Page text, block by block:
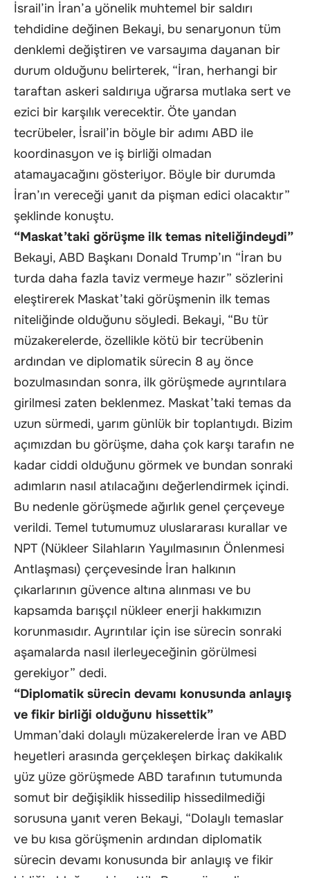
İsrail’in İran’a yönelik muhtemel bir saldırı
tehdidine değinen Bekayi, bu senaryonun tüm
denklemi değiştiren ve varsayıma dayanan bir
durum olduğunu belirterek, “İran, herhangi bir
taraftan askeri saldırıya uğrarsa mutlaka sert ve
ezici bir karşılık verecektir. Öte yandan
tecrübeler, İsrail’in böyle bir adımı ABD ile
koordinasyon ve iş birliği olmadan
atamayacağını gösteriyor. Böyle bir durumda
İran’ın vereceği yanıt da pişman edici olacaktır”
şeklinde konuştu.
“Maskat’taki görüşme ilk temas niteliğindeydi”
Bekayi, ABD Başkanı Donald Trump’ın “İran bu
turda daha fazla taviz vermeye hazır” sözlerini
eleştirerek Maskat’taki görüşmenin ilk temas
niteliğinde olduğunu söyledi. Bekayi, “Bu tür
müzakerelerde, özellikle kötü bir tecrübenin
ardından ve diplomatik sürecin 8 ay önce
bozulmasından sonra, ilk görüşmede ayrıntılara
girilmesi zaten beklenmez. Maskat’taki temas da
uzun sürmedi, yarım günlük bir toplantıydı. Bizim
açımızdan bu görüşme, daha çok karşı tarafın ne
kadar ciddi olduğunu görmek ve bundan sonraki
adımların nasıl atılacağını değerlendirmek içindi.
Bu nedenle görüşmede ağırlık genel çerçeveye
verildi. Temel tutumumuz uluslararası kurallar ve
NPT (Nükleer Silahların Yayılmasının Önlenmesi
Antlaşması) çerçevesinde İran halkının
çıkarlarının güvence altına alınması ve bu
kapsamda barışçıl nükleer enerji hakkımızın
korunmasıdır. Ayrıntılar için ise sürecin sonraki
aşamalarda nasıl ilerleyeceğinin görülmesi
gerekiyor” dedi.
“Diplomatik sürecin devamı konusunda anlayış
ve fikir birliği olduğunu hissettik”
Umman’daki dolaylı müzakerelerde İran ve ABD
heyetleri arasında gerçekleşen birkaç dakikalık
yüz yüze görüşmede ABD tarafının tutumunda
somut bir değişiklik hissedilip hissedilmediği
sorusuna yanıt veren Bekayi, “Dolaylı temaslar
ve bu kısa görüşmenin ardından diplomatik
sürecin devamı konusunda bir anlayış ve fikir